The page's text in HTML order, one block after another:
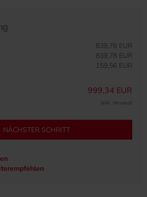
839,78 EUR
839,78 EUR
159,56 EUR
999,34 EUR
(inkl. Versand)
NÄCHSTER SCHRITT